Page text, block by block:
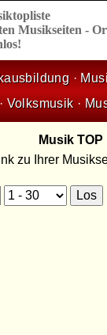
Musikseiten -
·
Volksmusik·
Musik
zu Ihrer